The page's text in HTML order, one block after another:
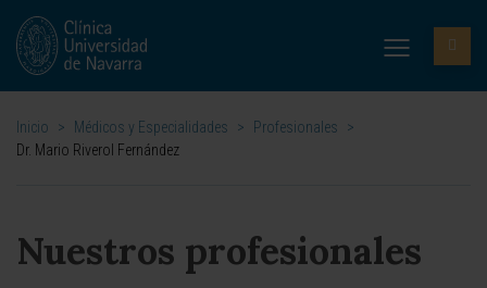
Inicio > Médicos y Especialidades > Profesionales
>
Dr. Mario Riverol Fernández
Nuestros profesionales